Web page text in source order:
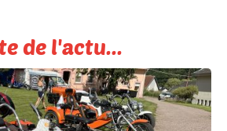
de l'actu...